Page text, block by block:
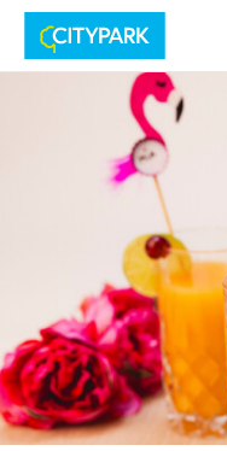
Dienstag
DIENSTAG
Donnerstag
DONNERSTAG
Freitag
FREITAG
Samstag
SAMSTAG